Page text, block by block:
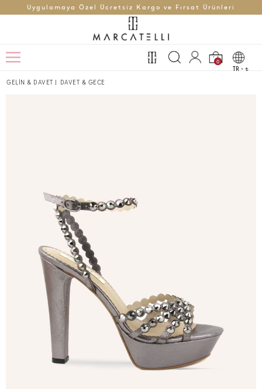
Uygulamaya Özel Ücretsiz Kargo ve Fırsat Ürünleri
0
TR - t
GELİN & DAVET | DAVET & GECE